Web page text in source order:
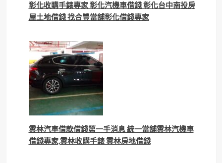
彰化收購手錶專家 彰化汽機車借錢 彰化台中南投房
屋土地借錢 找合豐當舖彰化借錢專家
雲林汽車借款借錢第一手消息 統一當舖雲林汽機車
借錢專家,雲林收購手錶 雲林房地借錢